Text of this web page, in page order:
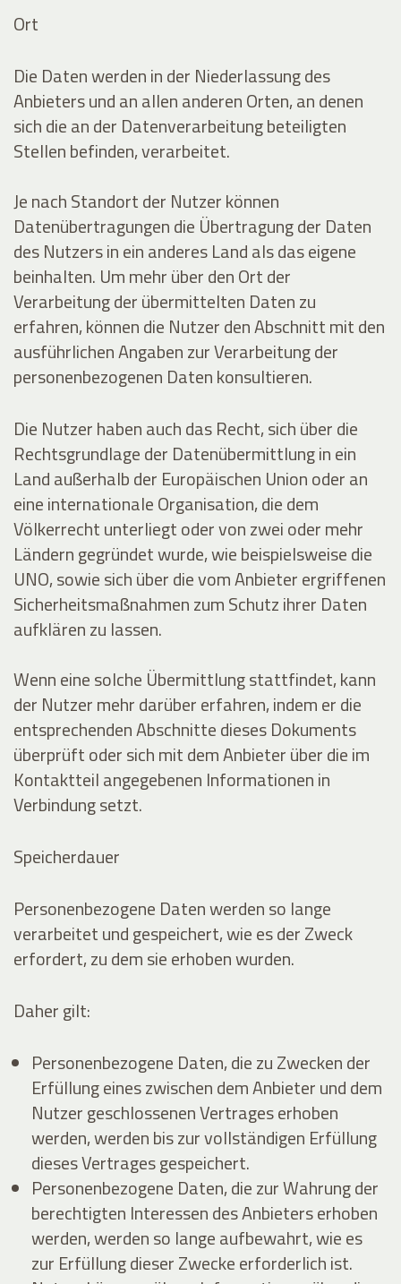
Ort
Die Daten werden in der Niederlassung des
Anbieters und an allen anderen Orten, an denen
sich die an der Datenverarbeitung beteiligten
Stellen befinden, verarbeitet.
Je nach Standort der Nutzer können
Datenübertragungen die Übertragung der Daten
des Nutzers in ein anderes Land als das eigene
beinhalten. Um mehr über den Ort der
Verarbeitung der übermittelten Daten zu
erfahren, können die Nutzer den Abschnitt mit den
ausführlichen Angaben zur Verarbeitung der
personenbezogenen Daten konsultieren.
Die Nutzer haben auch das Recht, sich über die
Rechtsgrundlage der Datenübermittlung in ein
Land außerhalb der Europäischen Union oder an
eine internationale Organisation, die dem
Völkerrecht unterliegt oder von zwei oder mehr
Ländern gegründet wurde, wie beispielsweise die
UNO, sowie sich über die vom Anbieter ergriffenen
Sicherheitsmaßnahmen zum Schutz ihrer Daten
aufklären zu lassen.
Wenn eine solche Übermittlung stattfindet, kann
der Nutzer mehr darüber erfahren, indem er die
entsprechenden Abschnitte dieses Dokuments
überprüft oder sich mit dem Anbieter über die im
Kontaktteil angegebenen Informationen in
Verbindung setzt.
Speicherdauer
Personenbezogene Daten werden so lange
verarbeitet und gespeichert, wie es der Zweck
erfordert, zu dem sie erhoben wurden.
Daher gilt:
Personenbezogene Daten, die zu Zwecken der
Erfüllung eines zwischen dem Anbieter und dem
Nutzer geschlossenen Vertrages erhoben
werden, werden bis zur vollständigen Erfüllung
dieses Vertrages gespeichert.
Personenbezogene Daten, die zur Wahrung der
berechtigten Interessen des Anbieters erhoben
werden, werden so lange aufbewahrt, wie es
zur Erfüllung dieser Zwecke erforderlich ist.